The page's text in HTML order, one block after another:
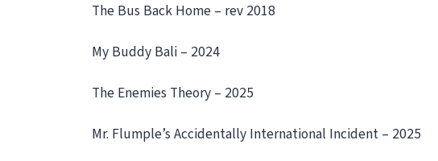
The Bus Back Home – rev 2018
My Buddy Bali – 2024
The Enemies Theory – 2025
Mr. Flumple’s Accidentally International Incident – 2025